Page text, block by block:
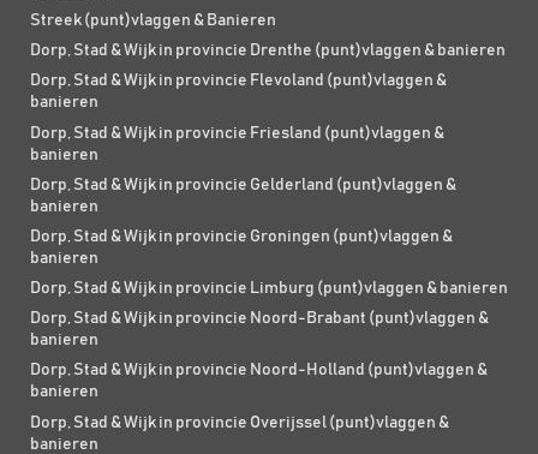
Streek (punt)vlaggen & Banieren
Dorp, Stad & Wijk in provincie Drenthe (punt)vlaggen & banieren
Dorp, Stad & Wijk in provincie Flevoland (punt)vlaggen &
banieren
Dorp, Stad & Wijk in provincie Friesland (punt)vlaggen &
banieren
Dorp, Stad & Wijk in provincie Gelderland (punt)vlaggen &
banieren
Dorp, Stad & Wijk in provincie Groningen (punt)vlaggen &
banieren
Dorp, Stad & Wijk in provincie Limburg (punt)vlaggen & banieren
Dorp, Stad & Wijk in provincie Noord-Brabant (punt)vlaggen &
banieren
Dorp, Stad & Wijk in provincie Noord-Holland (punt)vlaggen &
banieren
Dorp, Stad & Wijk in provincie Overijssel (punt)vlaggen &
banieren